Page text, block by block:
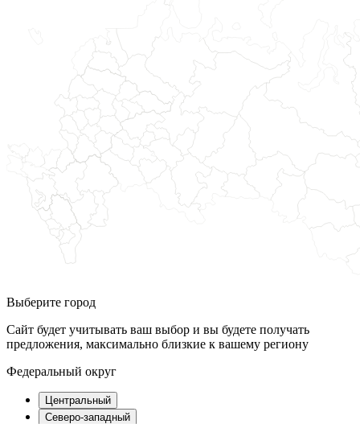
Выберите город
Сайт будет учитывать ваш выбор и вы будете получать
предложения, максимально близкие к вашему региону
Федеральный округ
Центральный
Северо-западный